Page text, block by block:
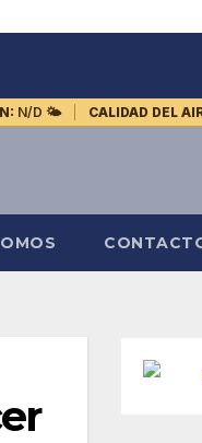
N/D 🌤️ CALIDAD DEL